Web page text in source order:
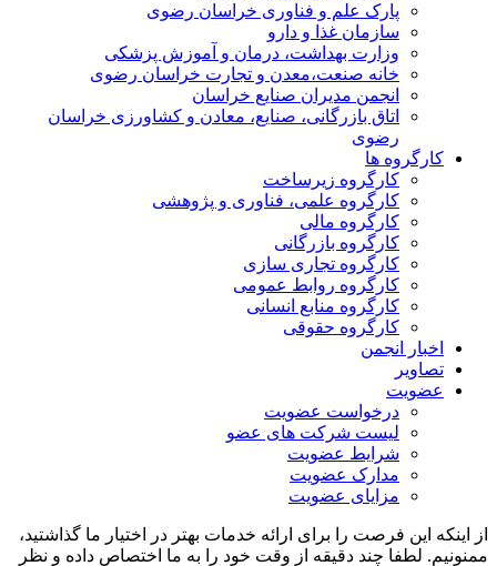
پارک علم و فناوری خراسان رضوی
سازمان غذا و دارو
وزارت بهداشت، درمان و آموزش پزشکی
خانه صنعت،معدن و تجارت خراسان رضوی
انجمن مدیران صنایع خراسان
اتاق بازرگانی، صنایع، معادن و کشاورزی خراسان
رضوی
کارگروه ها
کارگروه زیرساخت
کارگروه علمی، فناوری و پژوهشی
کارگروه مالی
کارگروه بازرگانی
کارگروه تجاری سازی
کارگروه روابط عمومی
کارگروه منابع انسانی
کارگروه حقوقی
اخبار انجمن
تصاویر
عضویت
درخواست عضویت
لیست شرکت های عضو
شرایط عضویت
مدارک عضویت
مزایای عضویت
از اینکه این فرصت را برای ارائه خدمات بهتر در اختیار ما گذاشتید،
ممنونیم. لطفا چند دقیقه از وقت خود را به ما اختصاص داده و نظر